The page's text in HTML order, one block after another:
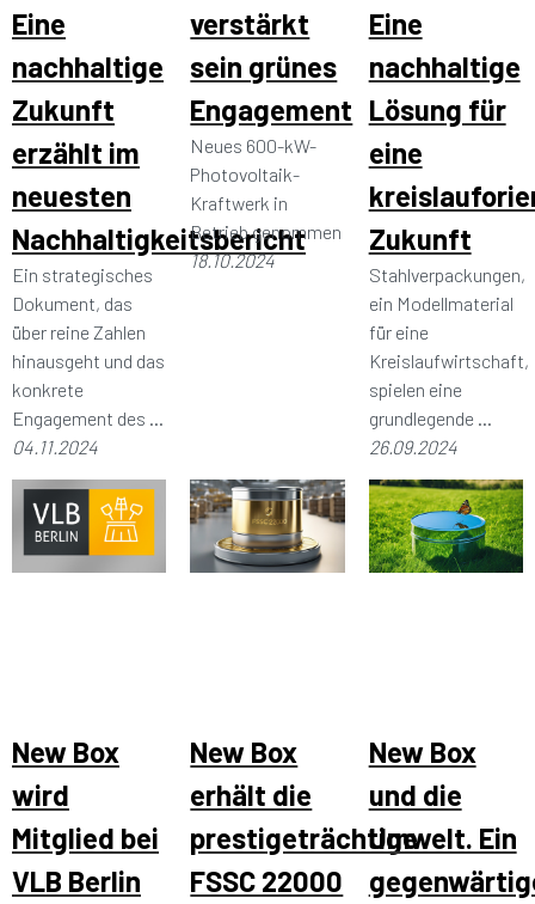
Eine
nachhaltige
Zukunft
erzählt im
neuesten
Nachhaltigkeitsbericht
Ein strategisches
Dokument, das
über reine Zahlen
hinausgeht und das
konkrete
Engagement des ...
04.11.2024
verstärkt
sein grünes
Engagement
Neues 600-kW-
Photovoltaik-
Kraftwerk in
Betrieb genommen
18.10.2024
Eine
nachhaltige
Lösung für
eine
Zukunft
Stahlverpackungen,
ein Modellmaterial
für eine
Kreislaufwirtschaft,
spielen eine
grundlegende ...
26.09.2024
New Box
wird
Mitglied bei
VLB Berlin
New Box
erhält die
prestigeträchtige
FSSC 22000
New Box
und die
Umwelt. Ein